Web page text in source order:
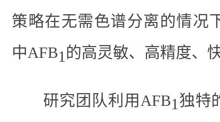
策略在无需色谱分离的情况
中AFB1的高灵敏、高精度、
研究团队利用 AFB1独特